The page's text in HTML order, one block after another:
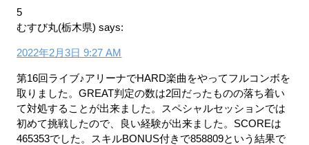
5
むすび丸(栃木県) says:
2022年2月3日 9:27 AM
第16回ライブ♪アリーナでHARD楽曲をやってフルコンボを
取りました。GREAT判定の数は2回だったものの落ち着い
て対処することが出来ました。スペシャルセッションでは
初めて挑戦したので、良い経験が出来ました。SCOREは
465353でした。スキルBONUS付きで858809という結果で